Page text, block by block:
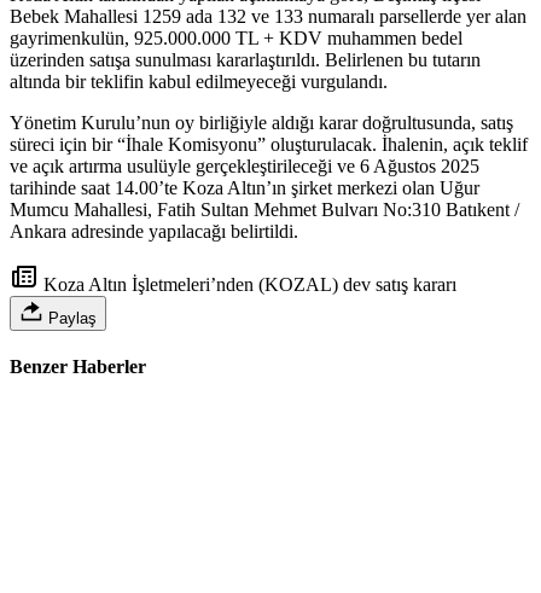
Bebek Mahallesi 1259 ada 132 ve 133 numaralı parsellerde yer alan
gayrimenkulün, 925.000.000 TL + KDV muhammen bedel
üzerinden satışa sunulması kararlaştırıldı. Belirlenen bu tutarın
altında bir teklifin kabul edilmeyeceği vurgulandı.
Yönetim Kurulu’nun oy birliğiyle aldığı karar doğrultusunda, satış
süreci için bir “İhale Komisyonu” oluşturulacak. İhalenin, açık teklif
ve açık artırma usulüyle gerçekleştirileceği ve 6 Ağustos 2025
tarihinde saat 14.00’te Koza Altın’ın şirket merkezi olan Uğur
Mumcu Mahallesi, Fatih Sultan Mehmet Bulvarı No:310 Batıkent /
Ankara adresinde yapılacağı belirtildi.
Koza Altın İşletmeleri’nden (KOZAL) dev satış kararı
Paylaş
Benzer Haberler